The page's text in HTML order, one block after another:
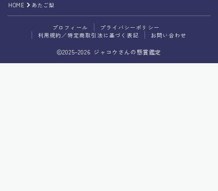
利用規約／特定商取引法に基づく表記
HOME あたご梨
プロフィール
プライバシーポリシー
利用規約／特定商取引法に基づく表記
お問い合わせ
2025–2026 ジャコウさんの懸賞鑑定